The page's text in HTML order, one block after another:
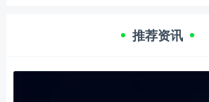
推荐资讯